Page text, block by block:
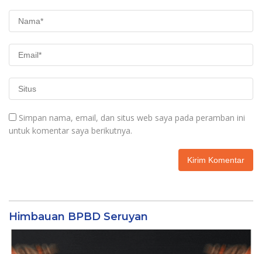
Simpan nama, email, dan situs web saya pada peramban ini
untuk komentar saya berikutnya.
Himbauan BPBD Seruyan